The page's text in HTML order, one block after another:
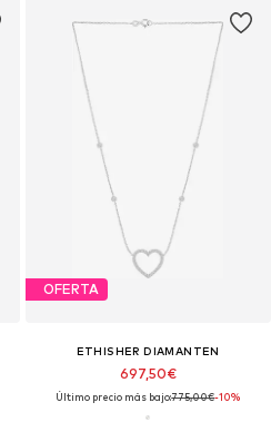
OFERTA
ETHISHER DIAMANTEN
697,50€
Último precio más bajo:775,00€-10%